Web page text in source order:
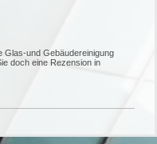
Glas-und Gebäudereinigung
doch eine Rezension in